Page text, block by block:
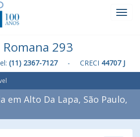
293
(11) 2367-7127- CRECI 44707 J
em Alto Da Lapa, São Paulo,